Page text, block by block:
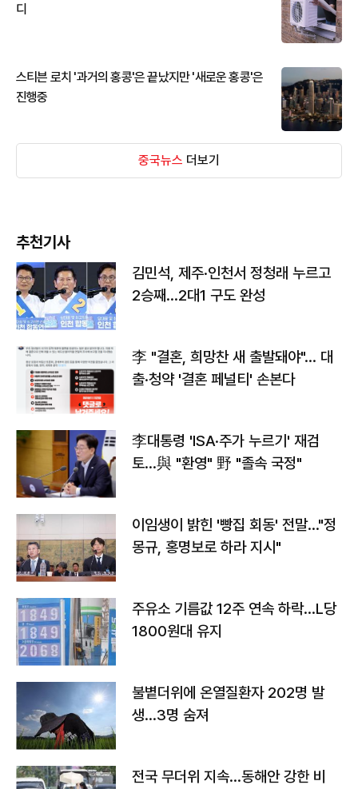
디
스티븐 로치 '과거의 홍콩'은 끝났지만 '새로운 홍콩'은
진행중
중국뉴스 더보기
추천기사
김민석, 제주·인천서 정청래 누르고
2승째…2대1 구도 완성
李 "결혼, 희망찬 새 출발돼야"… 대
출·청약 '결혼 페널티' 손본다
李대통령 'ISA·주가 누르기' 재검
토…與 "환영" 野 "졸속 국정"
이임생이 밝힌 '빵집 회동' 전말…"정
몽규, 홍명보로 하라 지시"
주유소 기름값 12주 연속 하락…L당
1800원대 유지
불볕더위에 온열질환자 202명 발
생…3명 숨져
전국 무더위 지속…동해안 강한 비